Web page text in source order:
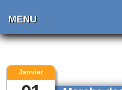
MENU
Janvier